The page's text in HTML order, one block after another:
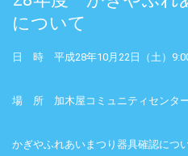
について
日 時 平成28年10月22日（土）
場 所 加木屋コミュニティセンタ
かぎやふれあいまつり器具確認につ